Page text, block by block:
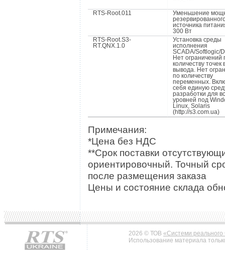
RTS-Root.011
Уменьшение
источника
300 Вт
RTS-Root.S3-
RT.QNX.1.0
Установка среды
исполнения
SCADA/Softlogic/
Нет ограничений
количеству точек
вывода. Нет
по количеству
переменных.
себя единую
разработки для
уровней под
Linux, Solaris
(http://s3.com.ua)
Примечания:
*Цена без НДС
**Срок поставки
ориентировочный. Точный
после размещения заказа
Цены и состояние склада
2026 © ТОВ «Системи реального
Использование материала